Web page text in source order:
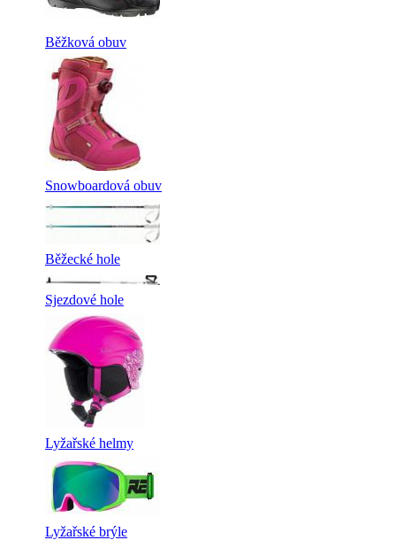
Běžková obuv
Snowboardová obuv
Běžecké hole
Sjezdové hole
Lyžařské helmy
Lyžařské brýle